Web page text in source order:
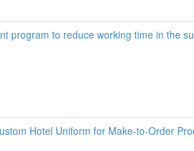
program to reduce working time in the
Hotel Uniform for Make-to-Order